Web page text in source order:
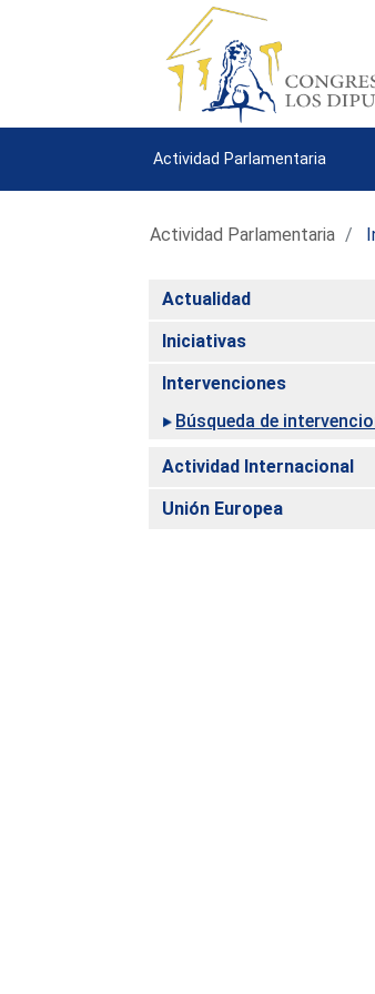
Actividad Parlamentaria
Actividad Parlamentaria
Actualidad
Iniciativas
Intervenciones
Búsqueda de
Actividad Internacional
Unión Europea